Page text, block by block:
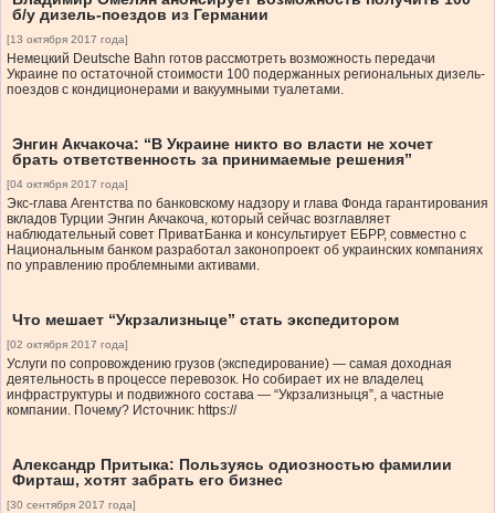
б/у дизель-поездов из Германии
[13 октября 2017 года]
Немецкий Deutsche Bahn готов рассмотреть возможность передачи
Украине по остаточной стоимости 100 подержанных региональных дизель-
поездов с кондиционерами и вакуумными туалетами.
Энгин Акчакоча: “В Украине никто во власти не хочет
брать ответственность за принимаемые решения”
[04 октября 2017 года]
Экс-глава Агентства по банковскому надзору и глава Фонда гарантирования
вкладов Турции Энгин Акчакоча, который сейчас возглавляет
наблюдательный совет ПриватБанка и консультирует ЕБРР, совместно с
Национальным банком разработал законопроект об украинских компаниях
по управлению проблемными активами.
Что мешает “Укрзализныце” стать экспедитором
[02 октября 2017 года]
Услуги по сопровождению грузов (экспедирование) — самая доходная
деятельность в процессе перевозок. Но собирает их не владелец
инфраструктуры и подвижного состава — “Укрзализныця”, а частные
компании. Почему? Источник: https://
Александр Притыка: Пользуясь одиозностью фамилии
Фирташ, хотят забрать его бизнес
[30 сентября 2017 года]